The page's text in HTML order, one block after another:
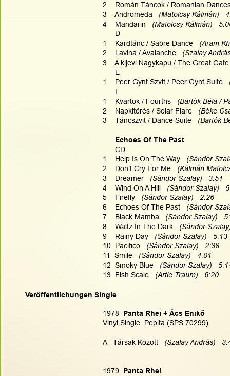
2    Román Táncok / Romanian
3    Andromeda
(Matolcsy Kálmán)
4    Mandarin
(Matolcsy Kálmán)
      D
1    Kardtánc / Sabre Dance
(Aram
2    Lavina / Avalanche
(Szalay
3    A kijevi Nagykapu / The Great
      E
1    Peer Gynt Szvit / Peer Gynt Suite
      F
1    Kvartok / Fourths (Bartók Béla /
2    Napkitörés / Solar Flare (Béke
3    Táncszvit / Dance Suite (Bartók
Echoes Of The Past
      CD
1    Help Is On The Way
(Sándor
2    Don’t Cry For Me
(Kálmán
3    Dreamer
   (Sándor Szalay)   3:51
4    Wind On A Hill
(Sándor Szalay)
5    Firefly
   (Sándor Szalay)   2:26
6    Echoes Of The Past
(Sándor
7    Black Mamba
(Sándor Szalay)
8    Waltz In The Dark
(Sándor
9    Rainy Day
   (Sándor Szalay)   5:13
10  Pacifico
   (Sándor Szalay)   2:38
11  Smile
   (Sándor Szalay)   4:01
12  Smoky Blue
(Sándor Szalay)
13  Fish Scale
   (Artie Traum)   6:20
1978
  Panta Rhei + Ács Enikő
Vinyl Single  Pepita (SPS 70299)
A   Társak Között (Szalay András)
1979
  Panta Rhei
Veröffentlichungen Single